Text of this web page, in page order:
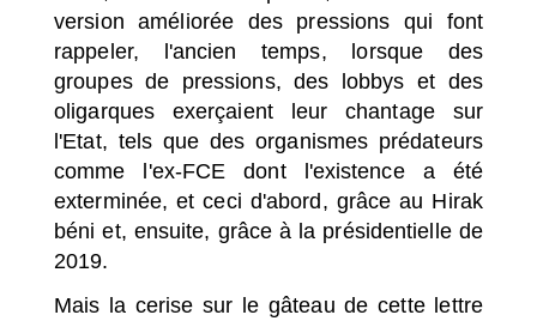
version améliorée des pressions qui font
rappeler, l'ancien temps, lorsque des
groupes de pressions, des lobbys et des
oligarques exerçaient leur chantage sur
l'Etat, tels que des organismes prédateurs
comme l'ex-FCE dont l'existence a été
exterminée, et ceci d'abord, grâce au Hirak
béni et, ensuite, grâce à la présidentielle de
2019.
Mais la cerise sur le gâteau de cette lettre